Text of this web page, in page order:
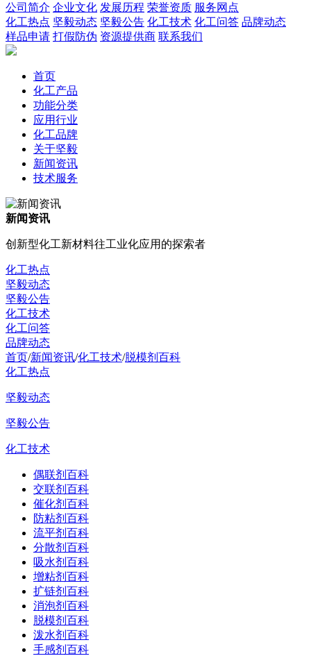
公司简介 企业文化 发展历程 荣誉资质 服务网点
化工热点 坚毅动态 坚毅公告 化工技术 化工问答 品牌动态
样品申请 打假防伪 资源提供商 联系我们
首页
化工产品
功能分类
应用行业
化工品牌
关于坚毅
新闻资讯
技术服务
新闻资讯
创新型化工新材料往工业化应用的探索者
化工热点
坚毅动态
坚毅公告
化工技术
化工问答
品牌动态
首页/新闻资讯/化工技术/脱模剂百科
化工热点
坚毅动态
坚毅公告
化工技术
偶联剂百科
交联剂百科
催化剂百科
防粘剂百科
流平剂百科
分散剂百科
吸水剂百科
增粘剂百科
扩链剂百科
消泡剂百科
脱模剂百科
泼水剂百科
手感剂百科